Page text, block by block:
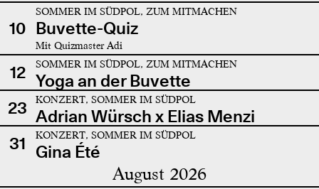
10
SOMMER IM SÜDPOL, ZUM MITMACHEN
Buvette-Quiz
Mit Quizmaster Adi
12 SOMMER IM SÜDPOL, ZUM MITMACHEN
Yoga an der Buvette
23
KONZERT, SOMMER IM SÜDPOL
Adrian Würsch x Elias Menzi
31
KONZERT, SOMMER IM SÜDPOL
Gina Été
August 2026